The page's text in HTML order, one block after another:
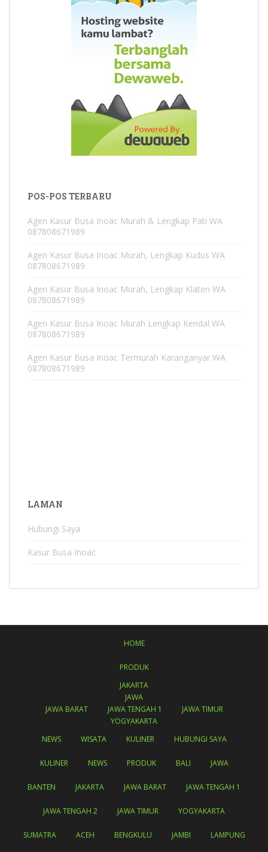
POS-POS TERBARU
Agen Kasur Busa Inoac Murah & Lengkap Pati WA
087808671989
Agen Kasur Busa Inoac Murah, Lengkap Kudus WA
087808671989
Agen Kasur Busa Inoac Murah, Lengkap Klaten WA
087808671989
Agen Kasur Busa Inoac Murah Lengkap Kendal WA
087808671989
Agen Kasur Busa Inoac Termurah Karanganyar WA
087808671989
LAMAN
Hubungi Saya
Kasur Busa Inoac
HOME
PRODUK
JAKARTA
JAWA
JAWA BARAT
JAWA TENGAH 1
JAWA TIMUR
YOGYAKARTA
NEWS
WISATA KULINER HUBUNGI SAYA
KULINER NEWS PRODUK BALI JAWA
BANTEN JAKARTA JAWA BARAT JAWA TENGAH 1
JAWA TENGAH 2 JAWA TIMUR YOGYAKARTA
SUMATRA ACEH BENGKULU JAMBI LAMPUNG